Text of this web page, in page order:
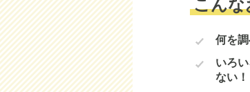
こんな
何を
いろ
ない！